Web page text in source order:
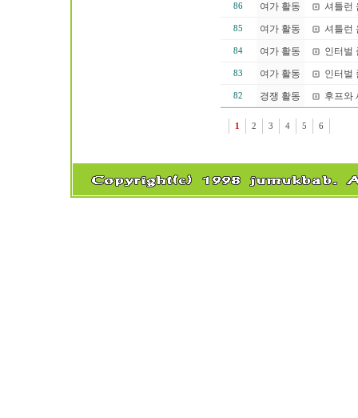
86 여가 활동 셔틀런
85 여가 활동 셔틀런
84 여가 활동 인터벌
83 여가 활동 인터벌
82 경쟁 활동 후프와
1 2 3 4 5 6